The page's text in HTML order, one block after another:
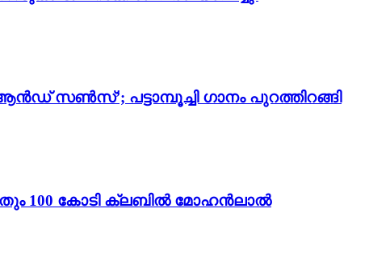
സൺസ്’; പട്ടാമ്പൂച്ചി ഗാനം പുറത്തിറങ്ങി
100 കോടി ക്ലബിൽ മോഹൻലാൽ